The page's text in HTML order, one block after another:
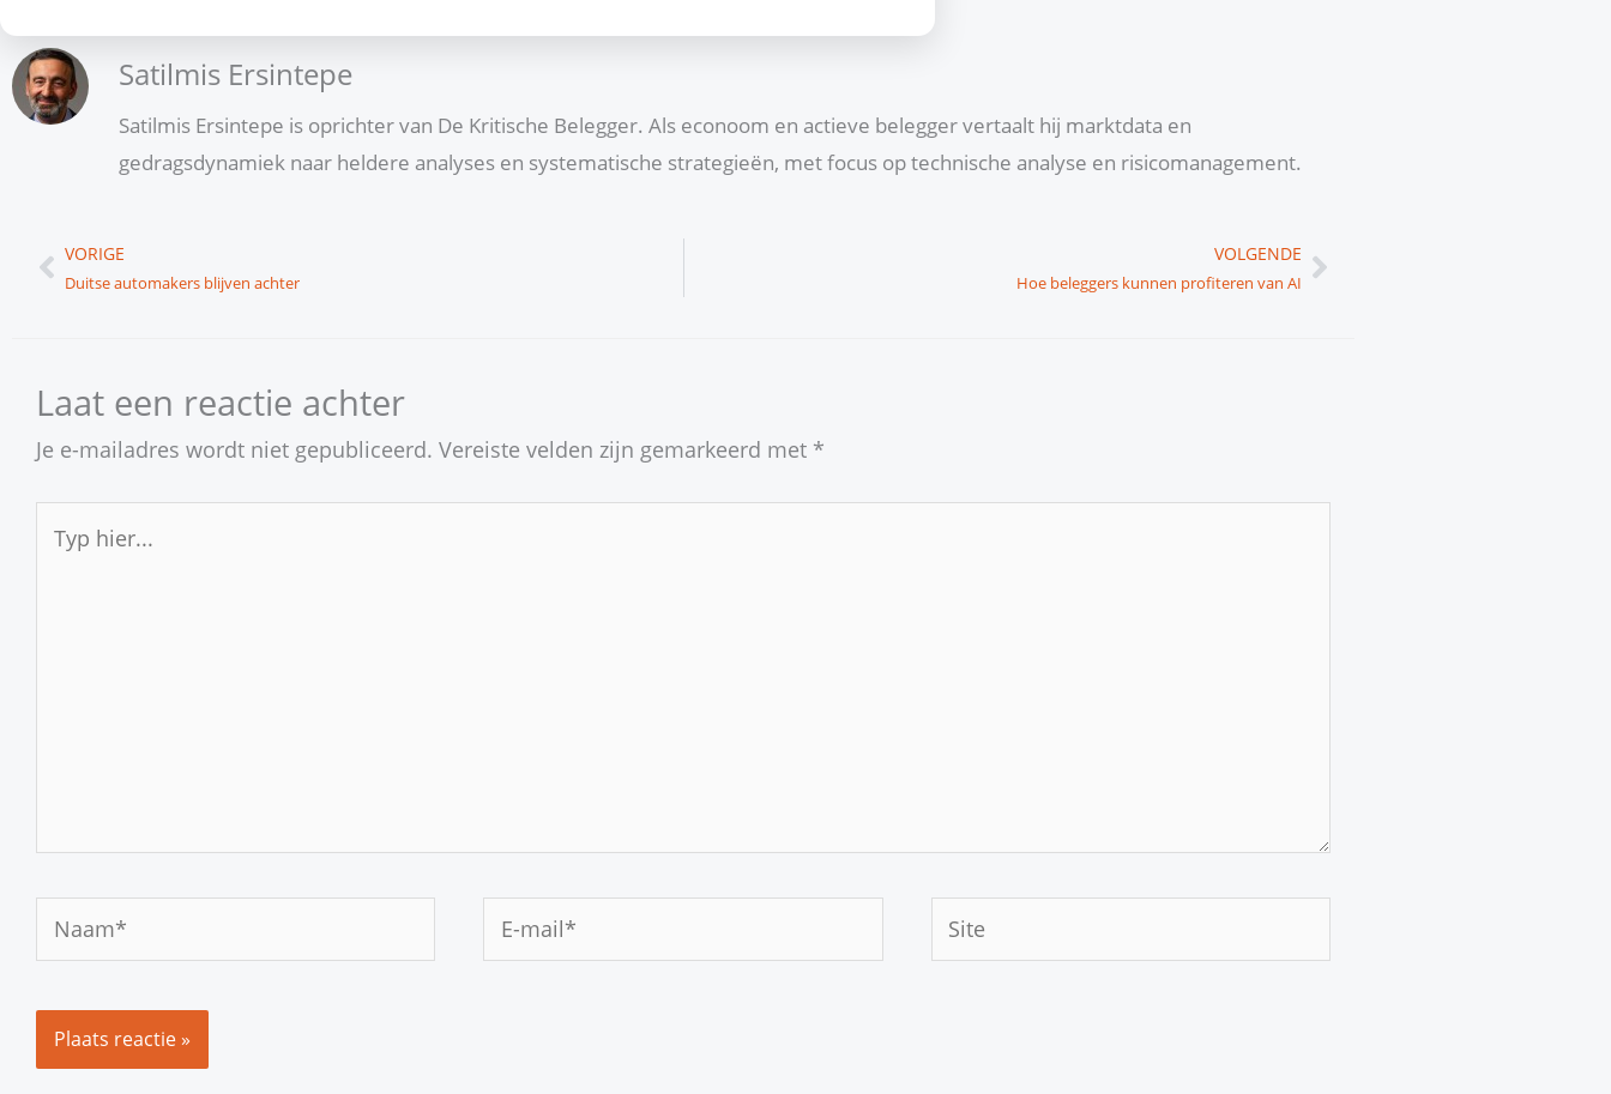
Satilmis Ersintepe
Satilmis Ersintepe is oprichter van De Kritische Belegger. Als econoom en actieve belegger vertaalt hij marktdata en
gedragsdynamiek naar heldere analyses en systematische strategieën, met focus op technische analyse en risicomanagement.
Vorige
VORIGE
Duitse automakers blijven achter
VOLGENDE
Hoe beleggers kunnen profiteren van AI
Volgende
Laat een reactie achter
Je e-mailadres wordt niet gepubliceerd. Vereiste velden zijn gemarkeerd met *
hier...
Naam*
mail*
Site